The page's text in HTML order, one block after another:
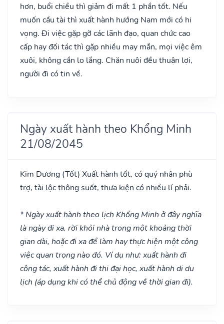
hơn, buổi chiều thì giảm đi mất 1 phần tốt. Nếu
muốn cầu tài thì xuất hành hướng Nam mới có hi
vọng. Đi việc gặp gỡ các lãnh đạo, quan chức cao
cấp hay đối tác thì gặp nhiều may mắn, mọi việc êm
xuôi, không cần lo lắng. Chăn nuôi đều thuận lợi,
người đi có tin về.
Ngày xuất hành theo Khổng Minh
21/08/2045
Kim Dương (Tốt) Xuất hành tốt, có quý nhân phù
trợ, tài lộc thông suốt, thưa kiện có nhiều lí phải.
* Ngày xuất hành theo lịch Khổng Minh ở đây nghĩa
là ngày đi xa, rời khỏi nhà trong một khoảng thời
gian dài, hoặc đi xa để làm hay thực hiện một công
việc quan trọng nào đó. Ví dụ như: xuất hành đi
công tác, xuất hành đi thi đại học, xuất hành di du
lịch (áp dụng khi có thể chủ động về thời gian đi).